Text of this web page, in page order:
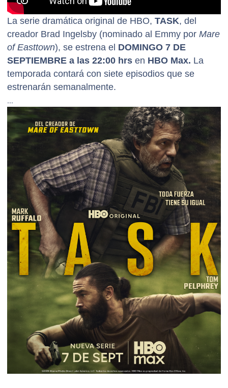
La serie dramática original de HBO, TASK, del
creador Brad Ingelsby (nominado al Emmy por Mare
of Easttown), se estrena el DOMINGO 7 DE
SEPTIEMBRE a las 22:00 hrs en HBO Max. La
temporada contará con siete episodios que se
estrenarán semanalmente.
TASKestá ambientada en los suburbios obreros de
Philadelphia, en donde un agente del FBI (Mark
Ruffalo) lidera un grupo de trabajo para poner fin a
una serie de robos violentos liderados por un
desprevenido padre de familia (Tom Pelphrey).
Está protagonizada por Mark Ruffalo, Tom Pelphrey,
Emilia Jones, Jamie McShane, Sam Keeley, Thuso
Mbedu, Fabien Frankel. También se suman al
elenco Alison Oliver, Raúl Castillo, Silvia Dionicio,
Phoebe Fox y Martha Plimpton.
Es una serie del
creador/guionista/showrunner/productor ejecutivo
Brad Ingelsby. Director/productores ejecutivos
Jeremiah Zagar y Salli Richardson-Whitfield.
Productores ejecutivos Mark Roybal y Paul Lee para
wiip; Mark Ruffalo; David Crockett; Ron Schmidt.
Coproductores ejecutivos Nicole Jordan-Webber y
Jeremy Yaches para Public Record.